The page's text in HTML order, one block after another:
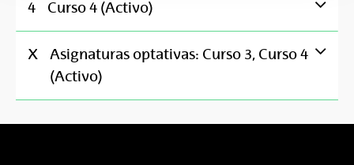
4 Curso 4 (Activo)
X
Asignaturas optativas: Curso 3, Curso 4
(Activo)